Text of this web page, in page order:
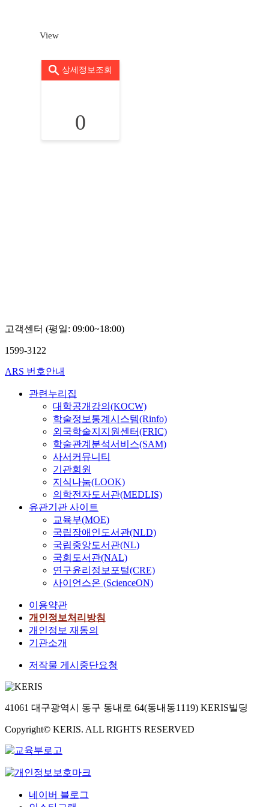
View
상세정보조회
0
고객센터 (평일: 09:00~18:00)
1599-3122
ARS 번호안내
관련누리집
대학공개강의(KOCW)
학술정보통계시스템(Rinfo)
외국학술지지원센터(FRIC)
학술관계분석서비스(SAM)
사서커뮤니티
기관회원
지식나눔(LOOK)
의학전자도서관(MEDLIS)
유관기관 사이트
교육부(MOE)
국립장애인도서관(NLD)
국립중앙도서관(NL)
국회도서관(NAL)
연구윤리정보포털(CRE)
사이언스온 (ScienceON)
이용약관
개인정보처리방침
개인정보 재동의
기관소개
저작물 게시중단요청
41061 대구광역시 동구 동내로 64(동내동1119) KERIS빌딩
Copyright© KERIS. ALL RIGHTS RESERVED
네이버 블로그